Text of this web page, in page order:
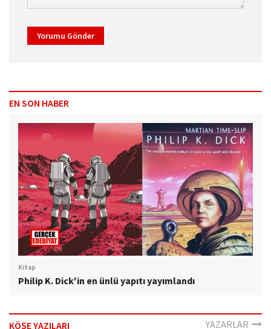
Yorumu Gönder
EN SON HABER
Kitap
Philip K. Dick'in en ünlü yapıtı yayımlandı
KÖŞE YAZILARI YAZARLAR